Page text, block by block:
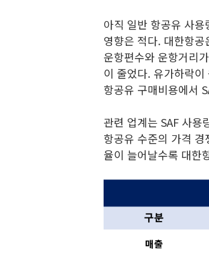
아직 일반 항공유 사
영향은 적다. 대한항
운항편수와 운항거리
이 줄었다. 유가하락
항공유 구매비용에서
관련 업계는 SAF 사용
항공유 수준의 가격
율이 늘어날수록 대한